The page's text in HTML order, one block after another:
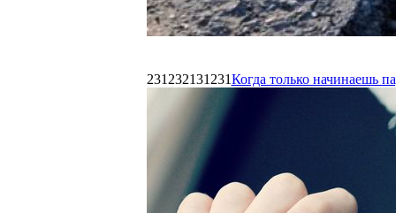
231232131231Когда только начинаешь